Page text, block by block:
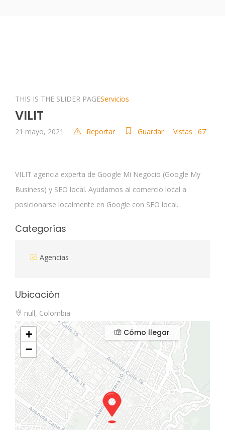
THIS IS THE SLIDER PAGEServicios
VILIT
21 mayo, 2021 Reportar Guardar Vistas : 67
VILIT agencia experta de Google Mi Negocio (Google My
Business) y SEO local. Ayudamos al comercio local a
posicionarse localmente en Google con SEO local.
Categorías
Agencias
Ubicación
null, Colombia
+
−
Cómo llegar